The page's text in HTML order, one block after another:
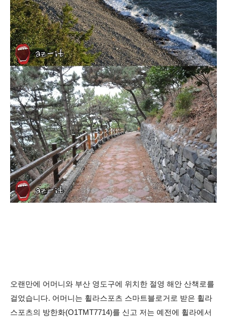
오랜만에 어머니와 부산 영도구에 위치한 절영 해안 산책로를
걸었습니다. 어머니는 휠라스포츠 스마트블로거로 받은 휠라
스포츠의 방한화(O1TMT7714)를 신고 저는 예전에 휠라에서